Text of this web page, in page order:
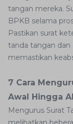
tangan mereka.
BPKB selama
Pastikan surat
tanda tangan dan
memastikan
7 Cara
Awal Hingga
Mengurus Surat